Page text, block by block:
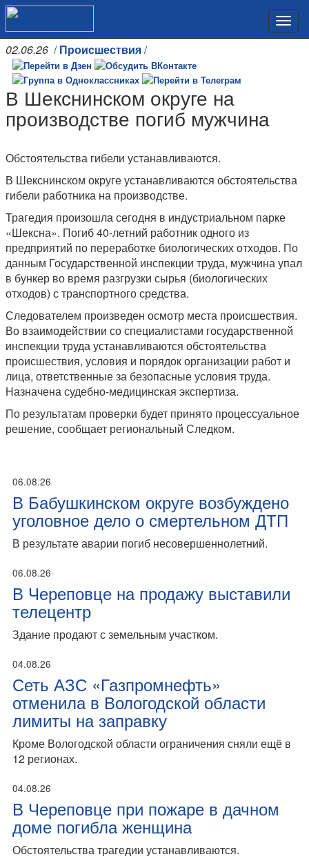
02.06.26 /Происшествия/
В Шекснинском округе на
производстве погиб мужчина
Обстоятельства гибели устанавливаются.
В Шекснинском округе устанавливаются обстоятельства
гибели работника на производстве.
Трагедия произошла сегодня в индустриальном парке
«Шексна». Погиб 40-летний работник одного из
предприятий по переработке биологических отходов. По
данным Государственной инспекции труда, мужчина упал
в бункер во время разгрузки сырья (биологических
отходов) с транспортного средства.
Следователем произведен осмотр места происшествия.
Во взаимодействии со специалистами государственной
инспекции труда устанавливаются обстоятельства
происшествия, условия и порядок организации работ и
лица, ответственные за безопасные условия труда.
Назначена судебно-медицинская экспертиза.
По результатам проверки будет принято процессуальное
решение, сообщает региональный Следком.
06.08.26
В Бабушкинском округе возбуждено
уголовное дело о смертельном ДТП
В результате аварии погиб несовершеннолетний.
06.08.26
В Череповце на продажу выставили
телецентр
Здание продают с земельным участком.
04.08.26
Сеть АЗС «Газпромнефть»
отменила в Вологодской области
лимиты на заправку
Кроме Вологодской области ограничения сняли ещё в
12 регионах.
04.08.26
В Череповце при пожаре в дачном
доме погибла женщина
Обстоятельства трагедии устанавливаются.